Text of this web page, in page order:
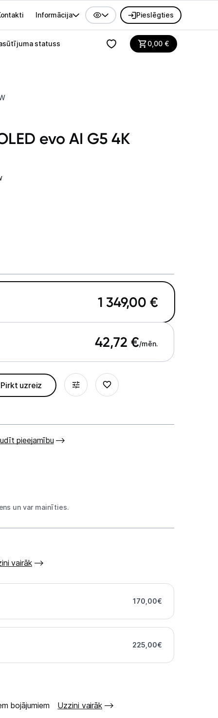
izvēlne
Informācija Pieslēgties
statuss 0,00€
evo AI G5 4K
1 349,00 €
42,72 €/mēn.
Pirkt uzreiz
pieejamību
un var mainīties.
bojājumiem Uzzini vairāk
vairāk
170,00€
225,00€